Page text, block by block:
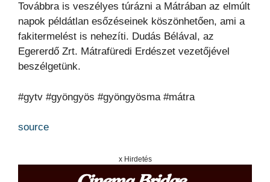
Továbbra is veszélyes túrázni a Mátrában az elmúlt
napok példátlan esőzéseinek köszönhetően, ami a
fakitermelést is nehezíti. Dudás Bélával, az
Egererdő Zrt. Mátrafüredi Erdészet vezetőjével
beszélgetünk.
#gytv #gyöngyös #gyöngyösma #mátra
source
x Hirdetés